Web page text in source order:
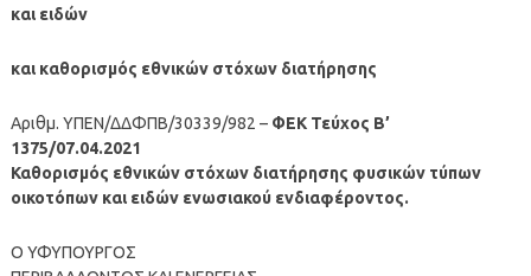
και ειδών
και καθορισμός εθνικών στόχων διατήρησης
Αριθμ. ΥΠΕΝ/ΔΔΦΠΒ/30339/982 – ΦΕΚ Τεύχος B’
1375/07.04.2021
Καθορισμός εθνικών στόχων διατήρησης φυσικών τύπων
οικοτόπων και ειδών ενωσιακού ενδιαφέροντος.
Ο ΥΦΥΠΟΥΡΓΟΣ